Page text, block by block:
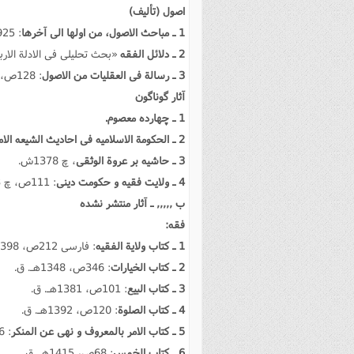
اصول (تألیف)
1 ـ مباحث الاصول، من اولها الى آخرها
: 925ص، 1404هـ. ق.
2 ـ دلائل الفقه
«بحث تحلیلى فى الادلة الاربعه: 250ص،
3 ـ رسالة فى العقلیات من الاصول
: 128ص، 1391هـ. ق.
آثار گوناگون
1 ـ چهارده معصوم.
2 ـ الحکومة الاسلامیه فى احادیث الشیعه الامامیه.
3 ـ حاشیه بر عروة الوثقى
، چ 1378ش.
4 ـ ولایت فقیه و حکومت دینى
: 111ص، چ 1383ش.
ب ,,,,, ـ آثار منتشر نشده
فقه:
1 ـ کتاب ولایة الفقیه
: فارسى 212ص، 1398هـ. ق.
2 ـ کتاب الخیارات
: 346ص، 1348هـ. ق.
3 ـ کتاب البیع
: 101ص، 1381هـ. ق.
4 ـ کتاب الصلوة
: 120ص، 1392هـ. ق.
5 ـ کتاب الامر بالمعروف و نهى عن المنکر
: 56ص، 1388هـ. ق.